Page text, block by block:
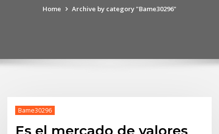
Home Archive by category "Bame30296"
Bame30296
Es el mercado de valores